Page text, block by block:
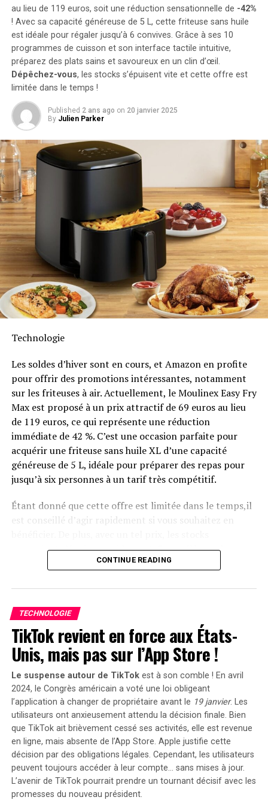
kilowattheure chacune, augmentant la capacité totale à
9,6 kilowattheures.
Intégration dans un Écosystème
Intelligent
Le Solarbank 2 AC s’intègre parfaitement dans un
écosystème énergétique intelligent grâce à sa
compatibilité avec le compteur Anker SOLIX Smart et
les prises intelligentes proposées par Anker. cette
fonctionnalité permet une gestion optimisée de la
consommation électrique tout en réduisant les pertes
énergétiques inutiles. De plus, Anker SOLIX prévoit
d’étendre cette compatibilité aux dispositifs Shelly.
Durabilité et Résistance aux
Intempéries
Anker SOLIX met également l’accent sur la longévité du
Solarbank 2 AC. Conçu pour supporter au moins6000
cycles de charge, cet appareil a une durée de vie
garantie fabricant décennale et possède une
certification IP65 qui assure sa résistance face aux
intempéries tout en étant capable de fonctionner dans
des températures variant entre -20 °C et +55 °C.
Disponibilité et Offres
Promotionnelles
Le solarbank 2 AC est disponible sur le site officiel
d’Anker SOLIX ainsi que sur Amazon au prix standard de
« early bird » sera active du20 janvier au 23 février
2025, permettant aux acheteurs intéressés d’acquérir
également un compteur Anker SOLIX Smart offert pour
chaque commande passée durant cette période spéciale.
le Solarbank 2 AC représente une avancée significative
dans le domaine du stockage énergétique domestique
grâce à ses caractéristiques techniques avancées et son
engagement envers la durabilité environnementale.
au lieu de 119 euros, soit une réduction sensationnelle de -42%
! Avec sa capacité généreuse de 5 L, cette friteuse sans huile
est idéale pour régaler jusqu’à 6 convives. Grâce à ses 10
programmes de cuisson et son interface tactile intuitive,
préparez des plats sains et savoureux en un clin d’œil.
Dépêchez-vous, les stocks s’épuisent vite et cette offre est
limitée dans le temps !
Published 2 ans ago on 20 janvier 2025
By Julien Parker
Technologie
Les soldes d’hiver sont en cours, et Amazon en profite
pour offrir des promotions intéressantes, notamment
sur les friteuses à air. Actuellement, le Moulinex Easy Fry
Max est proposé à un prix attractif de 69 euros au lieu
de 119 euros, ce qui représente une réduction
immédiate de 42 %. C’est une occasion parfaite pour
acquérir une friteuse sans huile XL d’une capacité
généreuse de 5 L, idéale pour préparer des repas pour
jusqu’à six personnes à un tarif très compétitif.
Étant donné que cette offre est limitée dans le temps,il
est conseillé d’agir rapidement si vous souhaitez en
pourraient s’épuiser rapidement. Ce modèle se classe
parmi les meilleures ventes sur Amazon avec plus de
Profitez des offres sur Amazon
Amazon propose également lalivraison gratuiteet
rapide pour cet article qui bénéficie d’une garantie de
deux ans. En outre, il existe une option de paiement
échelonné en quatre fois sans frais sur ce modèle. Enfin,
sachez que vous avez la possibilité de changer d’avis et
retourner le produit gratuitement dans un délai de 30
jours afin d’obtenir unremboursement intégral.
Moulinex Easy Fry Max : cuisinez
sainement pour toute la famille
Le moulinex Easy Fry Max fonctionne comme un four à
CONTINUE READING
TECHNOLOGIE
TikTok revient en force aux États-
Unis, mais pas sur l’App Store !
Le suspense autour de TikTokest à son comble ! En avril
2024, le Congrès américain a voté une loi obligeant
l’application à changer de propriétaire avant le 19 janvier. Les
utilisateurs ont anxieusement attendu la décision finale. Bien
que TikTok ait brièvement cessé ses activités, elle est revenue
en ligne, mais absente de l’App Store. Apple justifie cette
décision par des obligations légales. Cependant, les utilisateurs
peuvent toujours accéder à leur compte… sans mises à jour.
L’avenir de TikTok pourrait prendre un tournant décisif avec les
promesses du nouveau président.